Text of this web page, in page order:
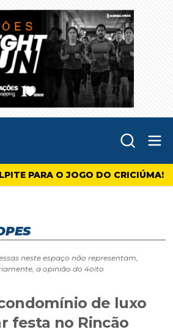
PARA O JOGO DO CRICIÚMA!
neste espaço não representam,
a opinião do 4oito
de luxo
festa no Rincão